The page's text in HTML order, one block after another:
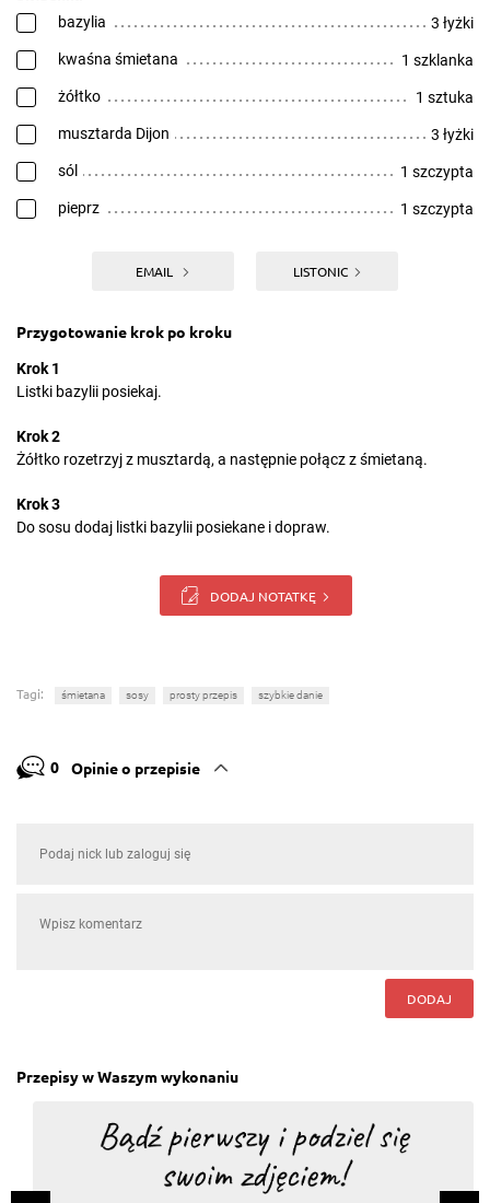
bazylia 3 łyżki
kwaśna śmietana 1 szklanka
żółtko 1 sztuka
musztarda Dijon 3 łyżki
sól 1 szczypta
pieprz 1 szczypta
EMAIL LISTONIC
Przygotowanie krok po kroku
Krok 1
Listki bazylii posiekaj.
Krok 2
Żółtko rozetrzyj z musztardą, a następnie połącz z śmietaną.
Krok 3
Do sosu dodaj listki bazylii posiekane i dopraw.
DODAJ NOTATKĘ
Tagi: śmietana sosy prosty przepis szybkie danie
0 Opinie o przepisie
DODAJ
Przepisy w Waszym wykonaniu